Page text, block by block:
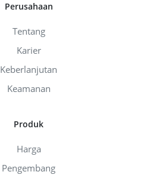
Perusahaan
Tentang
Karier
Keberlanjutan
Keamanan
Produk
Harga
Pengembang